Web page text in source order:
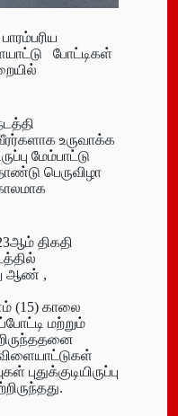
போட்டிகள்
உருவாக்க
மேம்பாட்டு
பெருவிழா
திகதி
ஆண் ,
(15) காலை
மற்றும்
புதுக்குடியிருப்பு